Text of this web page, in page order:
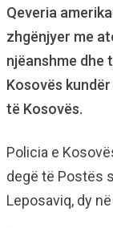
Qeveria
zhgënjyer me
njëanshme dhe
Kosovës
të Kosovës.
Policia e
degë të Postës
Leposaviq, dy